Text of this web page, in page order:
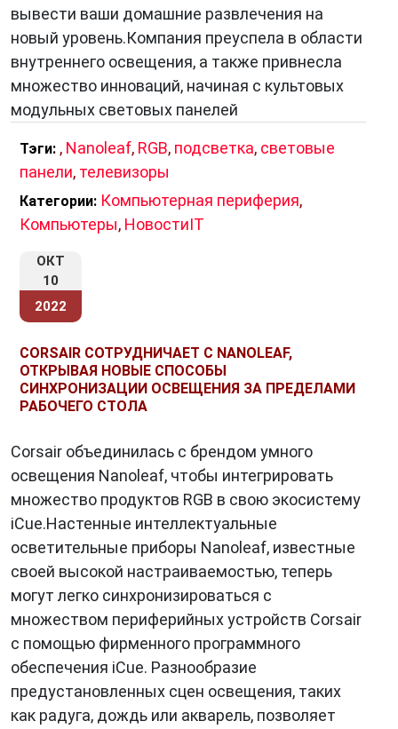
вывести ваши домашние развлечения на
новый уровень.Компания преуспела в области
внутреннего освещения, а также привнесла
множество инноваций, начиная с культовых
модульных световых панелей
Тэги: , Nanoleaf, RGB, подсветка, световые
панели, телевизоры
Категории: Компьютерная периферия,
Компьютеры, НовостиIT
ОКТ
10
2022
CORSAIR СОТРУДНИЧАЕТ С NANOLEAF,
ОТКРЫВАЯ НОВЫЕ СПОСОБЫ
СИНХРОНИЗАЦИИ ОСВЕЩЕНИЯ ЗА ПРЕДЕЛАМИ
РАБОЧЕГО СТОЛА
Corsair объединилась с брендом умного
освещения Nanoleaf, чтобы интегрировать
множество продуктов RGB в свою экосистему
iCue.Настенные интеллектуальные
осветительные приборы Nanoleaf, известные
своей высокой настраиваемостью, теперь
могут легко синхронизироваться с
множеством периферийных устройств Corsair
с помощью фирменного программного
обеспечения iCue. Разнообразие
предустановленных сцен освещения, таких
как радуга, дождь или акварель, позволяет